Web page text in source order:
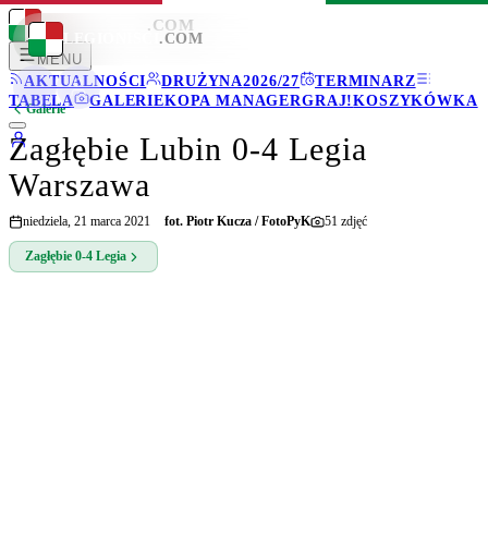
LEGIONISCI .COM
MENU
AKTUALNOŚCI
DRUŻYNA2026/27
TERMINARZ
TABELA
GALERIEKOPA MANAGERGRAJ!KOSZYKÓWKA
LEGIONISCI .COM
Galerie
Zagłębie Lubin 0-4 Legia
Warszawa
niedziela, 21 marca 2021 fot. Piotr Kucza / FotoPyK 51 zdjęć
Zagłębie 0-4 Legia